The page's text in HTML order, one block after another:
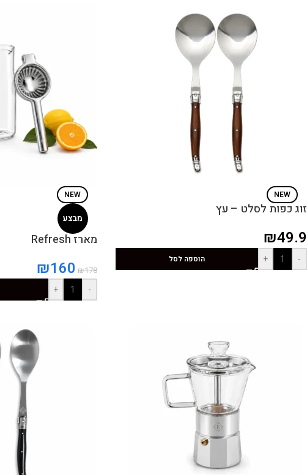
NEW
זוג כפות לסלט – עץ
₪49.9
-
+ הוספה לסל
מבצע
NEW
מארז Refresh
₪178
₪160
-
+